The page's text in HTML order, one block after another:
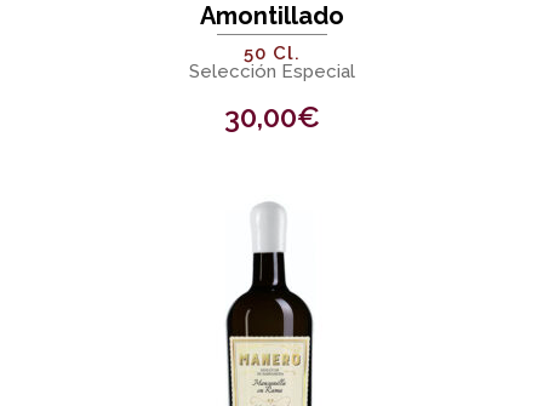
Amontillado
50 Cl.
Selección Especial
30,00€